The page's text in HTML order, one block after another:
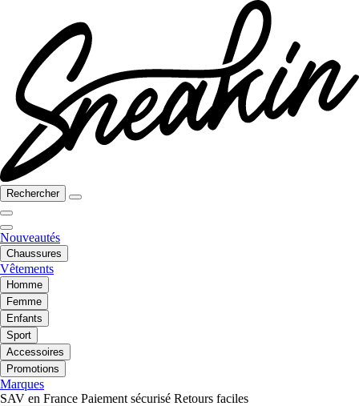
Rechercher
Nouveautés
Chaussures
Vêtements
Homme
Femme
Enfants
Sport
Accessoires
Promotions
Marques
SAV en France Paiement sécurisé Retours faciles